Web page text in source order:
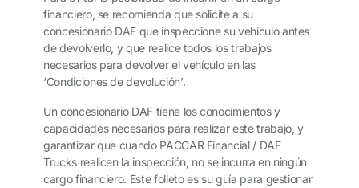
financiero, se recomienda que solicite a su
concesionario DAF que inspeccione su vehículo antes
de devolverlo, y que realice todos los trabajos
necesarios para devolver el vehículo en las
‘Condiciones de devolución’.
Un concesionario DAF tiene los conocimientos y
capacidades necesarios para realizar este trabajo, y
garantizar que cuando PACCAR Financial / DAF
Trucks realicen la inspección, no se incurra en ningún
cargo financiero. Este folleto es su guía para gestionar